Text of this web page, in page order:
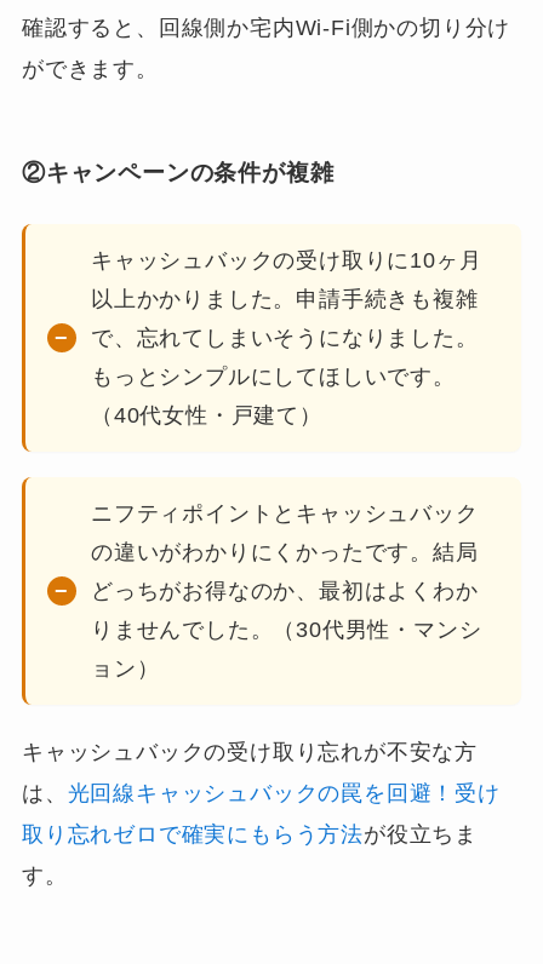
確認すると、回線側か宅内Wi-Fi側かの切り分け
ができます。
②キャンペーンの条件が複雑
キャッシュバックの受け取りに10ヶ月
以上かかりました。申請手続きも複雑
で、忘れてしまいそうになりました。
もっとシンプルにしてほしいです。
（40代女性・戸建て）
ニフティポイントとキャッシュバック
の違いがわかりにくかったです。結局
どっちがお得なのか、最初はよくわか
りませんでした。（30代男性・マンシ
ョン）
キャッシュバックの受け取り忘れが不安な方
は、 光回線キャッシュバックの罠を回避！受け
取り忘れゼロで確実にもらう方法が役立ちま
す。